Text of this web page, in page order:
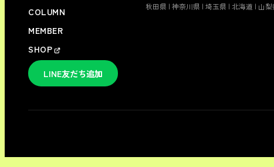
COLUMN
MEMBER
SHOP
秋田県 | 神奈川県 | 埼玉県 | 北海道 | 山梨
LINE友だち追加